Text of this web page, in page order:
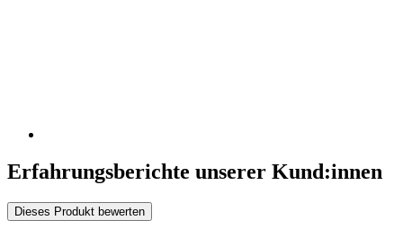
Erfahrungsberichte unserer Kund:innen
Dieses Produkt bewerten